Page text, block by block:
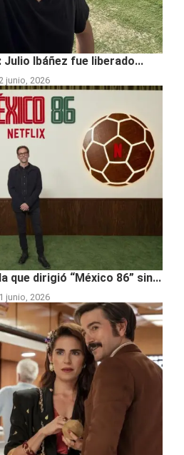
Julio Ibáñez fue liberado...
2 junio, 2026
que dirigió “México 86” sin...
1 junio, 2026